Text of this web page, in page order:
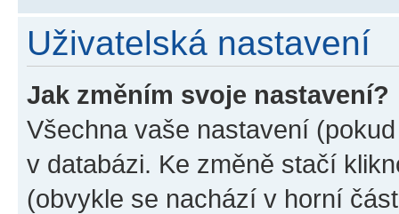
Uživatelská nastavení
Jak změním svoje nastavení?
Všechna vaše nastavení
v databázi. Ke změně stačí
(obvykle se nachází v horní